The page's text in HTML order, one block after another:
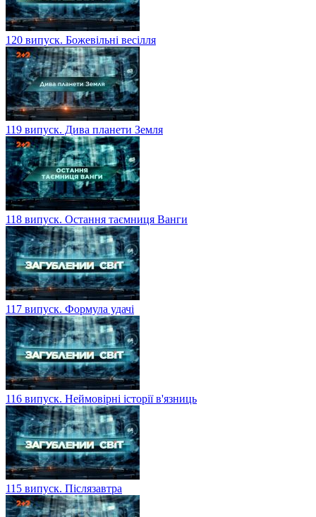
120 випуск. Божевільні весілля
119 випуск. Дива планети Земля
118 випуск. Остання таємниця Ванги
117 випуск. Формула удачі
116 випуск. Неймовірні історії в'язниць
115 випуск. Післязавтра